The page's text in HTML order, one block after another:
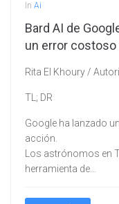
In Ai
Bard AI de
un error
Rita El Khoury /
TL; DR
Google ha lanzado
acción.
Los astrónomos en
herramienta de…